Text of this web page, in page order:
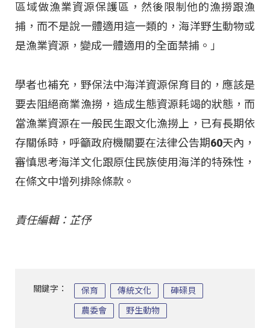
區域做漁業資源保護區，然後限制他的漁撈跟漁
捕，而不是說一體適用這一類的，海洋野生動物或
是漁業資源，變成一體適用的全面禁捕。」
學者也補充，野保法中海洋資源保育目的，應該是
要去阻絕商業漁撈，造成生態資源耗竭的狀態，而
當漁業資源在一般民生跟文化漁撈上，已有長期依
存關係時，呼籲政府機關要在法律公告期60天內，
審慎思考海洋文化跟原住民族使用海洋的特殊性，
在條文中增列排除條款。
責任編輯：芷伃
關鍵字： 保育 傳統文化 硨磲貝
農委會 野生動物